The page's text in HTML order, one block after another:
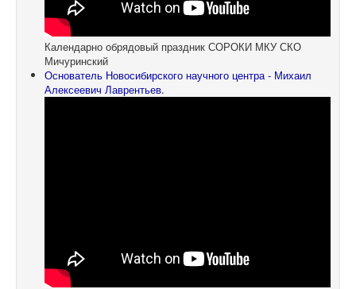
Календарно обрядовый праздник СОРОКИ МКУ СКО
Мичуринский
Основатель Новосибирского научного центра - Михаил
Алексеевич Лаврентьев.